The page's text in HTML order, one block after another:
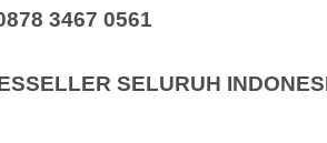
3467 0561
SELURUH